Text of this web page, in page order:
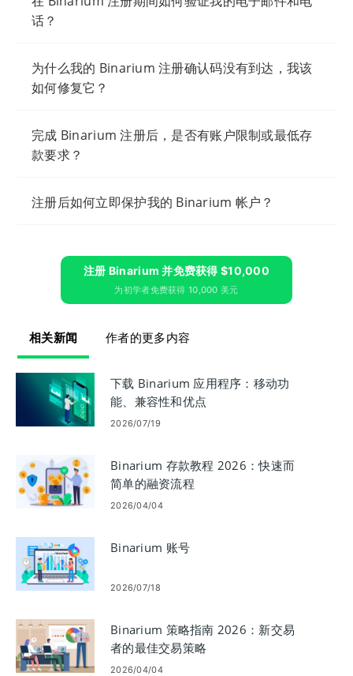
话？
为什么我的 Binarium 注册确认码没有到达，我该
如何修复它？
完成 Binarium 注册后，是否有账户限制或最低存
款要求？
注册后如何立即保护我的 Binarium 帐户？
注册 Binarium 并免费获得 $10,000
为初学者免费获得 10,000 美元
相关新闻 作者的更多内容
下载 Binarium 应用程序：移动功
能、兼容性和优点
2026/07/19
Binarium 存款教程 2026：快速而
简单的融资流程
2026/04/04
Binarium 账号
2026/07/18
Binarium 策略指南 2026：新交易
者的最佳交易策略
2026/04/04